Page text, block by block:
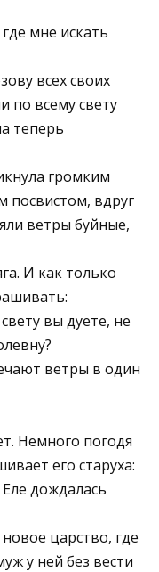
мне искать
всех своих
по всему свету
теперь
громким
посвистом, вдруг
ветры буйные,
И как только
вы дуете, не
ветры в один
Немного погодя
его старуха:
дождалась
царство, где
у ней без вести